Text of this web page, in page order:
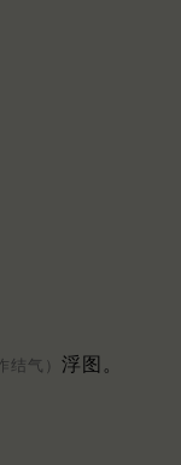
结气） 浮图。